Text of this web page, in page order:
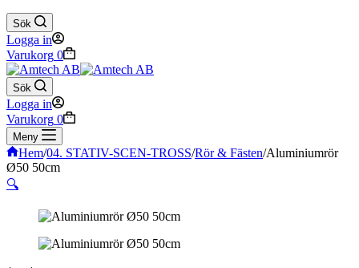
Sök
Logga in
Varukorg 0
Sök
Logga in
Varukorg 0
Meny
Hem/04. STATIV-SCEN-TROSS/Rör & Fästen/Aluminiumrör
Ø50 50cm
🔍